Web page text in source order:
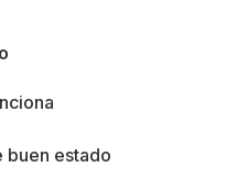
buen estado